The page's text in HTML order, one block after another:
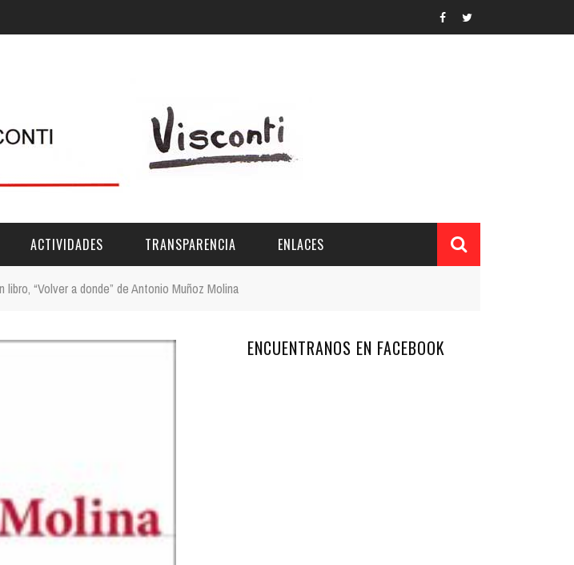
ACTIVIDADES
OTRAS ACTIVIDADES DE ÁMBITO COMARCAL Y PROVINCIAL
TRANSPARENCIA
REUNIONES Y ACUERDOS DEL PATRONATO
ENLACES
libro, “Volver a donde” de Antonio Muñoz Molina
ENCUENTRANOS EN FACEBOOK